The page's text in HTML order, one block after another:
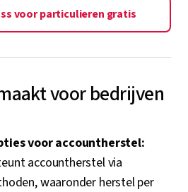
voor particulieren gratis
voor bedrijven
voor accountherstel:
accountherstel via
waaronder herstel per